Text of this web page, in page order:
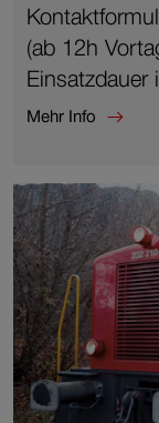
(ab 12h
Einsatzdauer
Mehr Info
zu
Kontaktformular
für
kurzfristige
Mietanfragen
(ab
12h
Vortag)
für
Lokomotiven